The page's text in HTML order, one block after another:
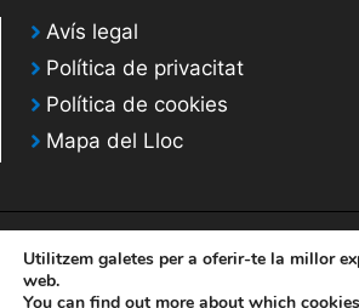
Avís legal
Política de privacitat
Política de cookies
Mapa del Lloc
Utilitzem galetes per a oferir-te la millor
web.
You can find out more about which